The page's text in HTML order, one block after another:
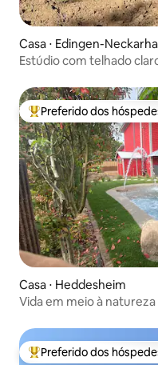
Casa ⋅ Edingen-
Estúdio com telhado
Entre os melhores
Preferido dos
Casa ⋅ Heddesheim
Vida em meio à
Entre os melhores
Preferido dos